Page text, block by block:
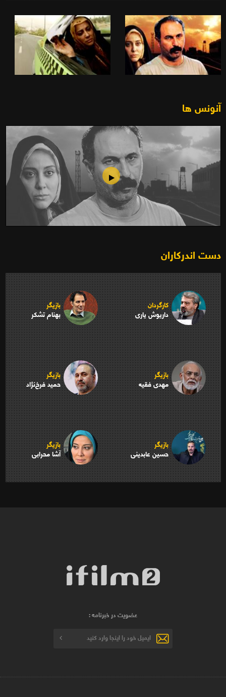
آنونس ها
دست اندرکاران
کارگردان
داریوش یاری
بازیگر
بهنام تشکر
بازیگر
مهدی فقیه
بازیگر
حمید فرخ‌نژاد
بازیگر
حسین عابدینی
بازیگر
آشا محرابی
عضویت در خبرنامه :